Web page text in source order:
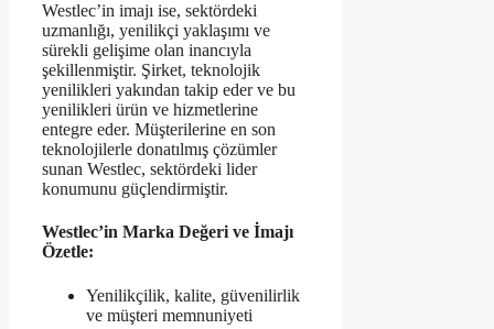
Westlec’in imajı ise, sektördeki
uzmanlığı, yenilikçi yaklaşımı ve
sürekli gelişime olan inancıyla
şekillenmiştir. Şirket, teknolojik
yenilikleri yakından takip eder ve bu
yenilikleri ürün ve hizmetlerine
entegre eder. Müşterilerine en son
teknolojilerle donatılmış çözümler
sunan Westlec, sektördeki lider
konumunu güçlendirmiştir.
Westlec’in Marka Değeri ve İmajı
Özetle:
Yenilikçilik, kalite, güvenilirlik
ve müşteri memnuniyeti